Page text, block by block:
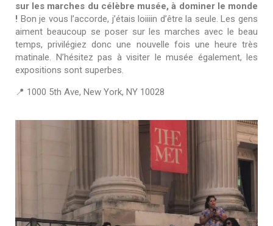
sur les marches du célèbre musée, à dominer le monde
! Bon je vous l’accorde, j’étais loiiiin d’être la seule. Les gens
aiment beaucoup se poser sur les marches avec le beau
temps, privilégiez donc une nouvelle fois une heure très
matinale. N’hésitez pas à visiter le musée également, les
expositions sont superbes.
📍 1000 5th Ave, New York, NY 10028